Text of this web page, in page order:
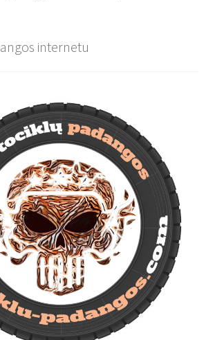
internetu